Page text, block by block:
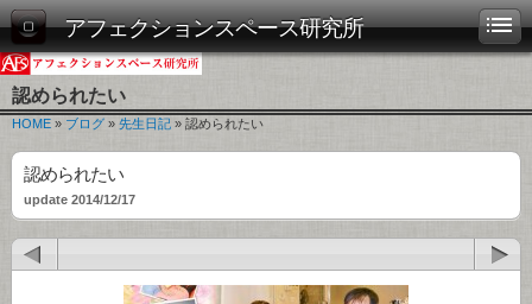
アフェクションスペース研究所
認められたい
HOME » ブログ » 先生日記 » 認められたい
認められたい
update 2014/12/17